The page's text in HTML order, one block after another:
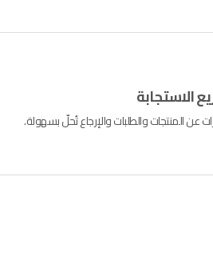
الاستجابة
عن المنتجات والطلبات والإرجاع تُحلّ بسهولة.